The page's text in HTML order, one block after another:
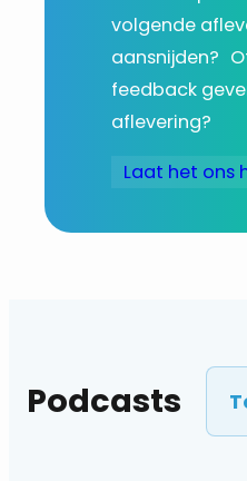
volgende
aansnijden?
feedback
aflevering?
Laat het ons
Podcasts